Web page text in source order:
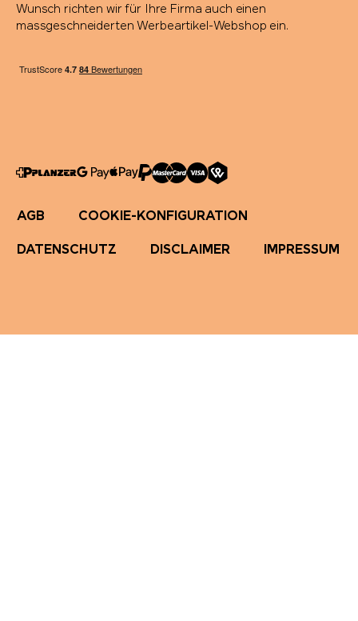
Wunsch richten wir für Ihre Firma auch einen
massgeschneiderten Werbeartikel-Webshop ein.
AGB COOKIE-KONFIGURATION
DATENSCHUTZ DISCLAIMER IMPRESSUM